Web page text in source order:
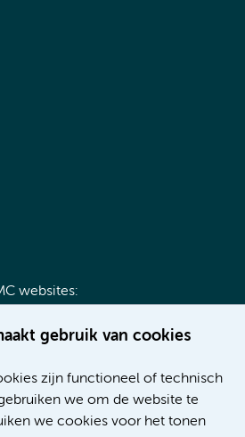
gebruik van cookies
zijn functioneel of technisch
we om de website te
we cookies voor het tonen
websites:
UMC